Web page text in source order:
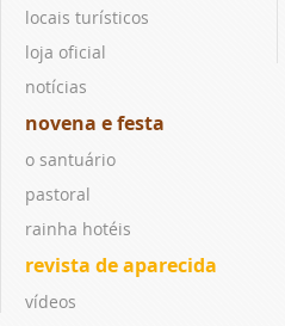
locais turísticos
loja oficial
notícias
novena e festa
o santuário
pastoral
rainha hotéis
revista de aparecida
vídeos